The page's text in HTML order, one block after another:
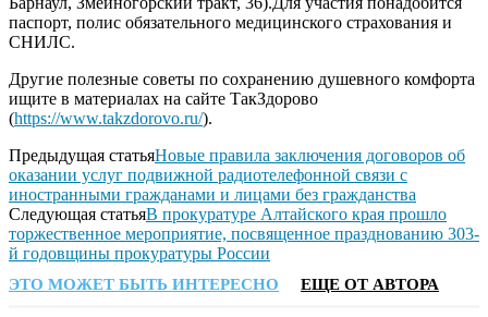
паспорт, полис обязательного медицинского страхования и
СНИЛС.
Другие полезные советы по сохранению душевного комфорта
ищите в материалах на сайте ТакЗдорово
(https://www.takzdorovo.ru/).
Предыдущая статьяНовые правила заключения договоров об
оказании услуг подвижной радиотелефонной связи с
иностранными гражданами и лицами без гражданства
Следующая статьяВ прокуратуре Алтайского края прошло
торжественное мероприятие, посвященное празднованию 303-
й годовщины прокуратуры России
ЭТО МОЖЕТ БЫТЬ ИНТЕРЕСНО ЕЩЕ ОТ АВТОРА